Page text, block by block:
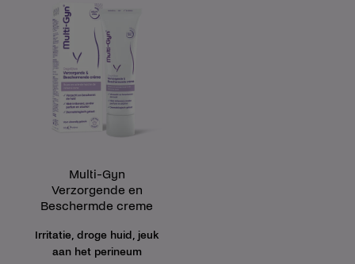
Multi-Gyn
Verzorgende en
Beschermde creme
Irritatie, droge huid, jeuk
aan het perineum